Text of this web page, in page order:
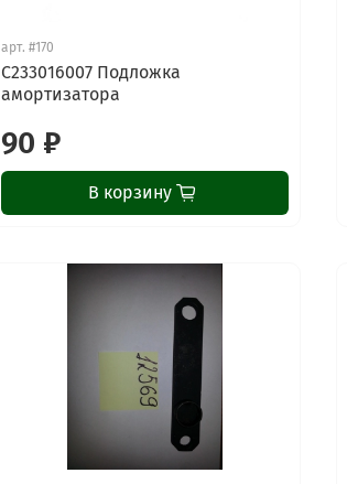
арт.#170
C233016007 Подложка
амортизатора
90 ₽
В корзину